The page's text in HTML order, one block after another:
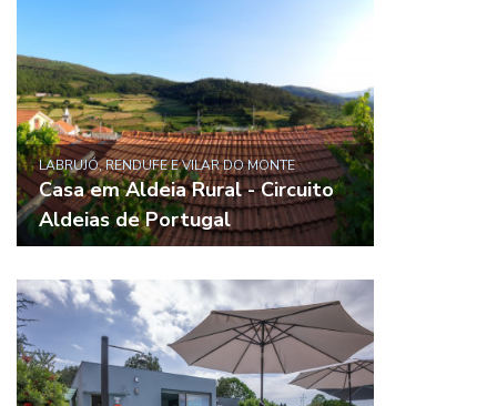
LABRUJÓ, RENDUFE E VILAR DO MONTE
Casa em Aldeia Rural - Circuito
Aldeias de Portugal